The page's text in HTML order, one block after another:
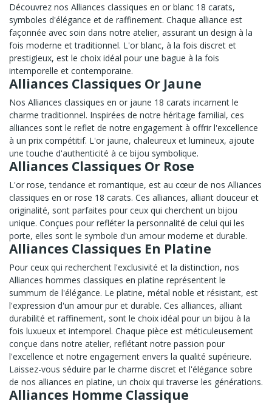
Découvrez nos Alliances classiques en or blanc 18 carats,
symboles d'élégance et de raffinement. Chaque alliance est
façonnée avec soin dans notre atelier, assurant un design à la
fois moderne et traditionnel. L'or blanc, à la fois discret et
prestigieux, est le choix idéal pour une bague à la fois
intemporelle et contemporaine.
Alliances Classiques Or Jaune
Nos Alliances classiques en or jaune 18 carats incarnent le
charme traditionnel. Inspirées de notre héritage familial, ces
alliances sont le reflet de notre engagement à offrir l'excellence
à un prix compétitif. L'or jaune, chaleureux et lumineux, ajoute
une touche d'authenticité à ce bijou symbolique.
Alliances Classiques Or Rose
L'or rose, tendance et romantique, est au cœur de nos Alliances
classiques en or rose 18 carats. Ces alliances, alliant douceur et
originalité, sont parfaites pour ceux qui cherchent un bijou
unique. Conçues pour refléter la personnalité de celui qui les
porte, elles sont le symbole d'un amour moderne et durable.
Alliances Classiques En Platine
Pour ceux qui recherchent l'exclusivité et la distinction, nos
Alliances hommes classiques en platine représentent le
summum de l'élégance. Le platine, métal noble et résistant, est
l'expression d'un amour pur et durable. Ces alliances, alliant
durabilité et raffinement, sont le choix idéal pour un bijou à la
fois luxueux et intemporel. Chaque pièce est méticuleusement
conçue dans notre atelier, reflétant notre passion pour
l'excellence et notre engagement envers la qualité supérieure.
Laissez-vous séduire par le charme discret et l'élégance sobre
de nos alliances en platine, un choix qui traverse les générations.
Alliances Homme Classique